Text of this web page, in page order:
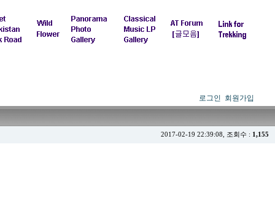
로그인 회원가입
2017-02-19 22:39:08, 조회수 : 1,155